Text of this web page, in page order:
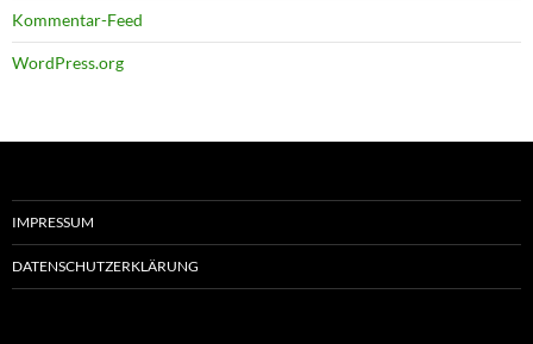
Kommentar-Feed
WordPress.org
IMPRESSUM
DATENSCHUTZERKLÄRUNG